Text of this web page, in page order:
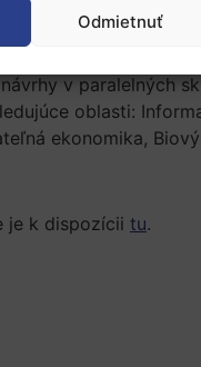
Odmietnuť
„Successful R&I
v paralelných
oblasti:
ekonomika,
je k dispozícii tu.